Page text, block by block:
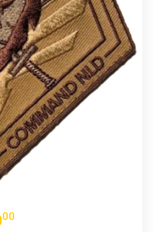
00